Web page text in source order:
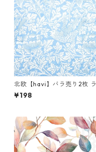
北欧【havi】バラ売り2枚 ラ
ンチサイズ ペーパーナプキン
Bird & Anemone ライトブル
¥198